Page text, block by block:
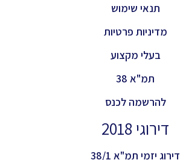
תנאי שימוש
מדיניות פרטיות
בעלי מקצוע
תמ"א 38
להרשמה לכנס
דירוגי 2018
דירוג יזמי תמ"א 38/1